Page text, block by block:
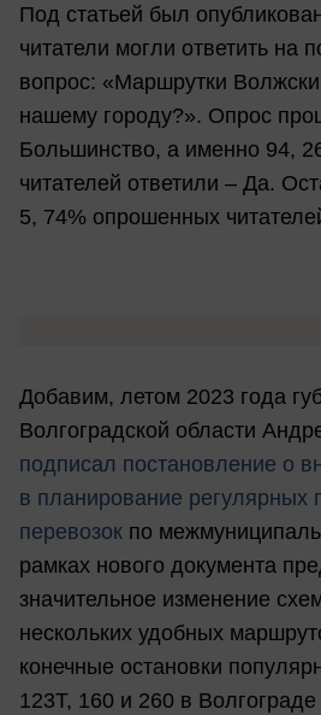
Под статьей был
читатели могли ответить на
вопрос: «Маршрутки
нашему городу?». Опрос
Большинство, а именно 94,
читателей ответили – Да.
5, 74% опрошенных
Добавим, летом 2023 года
Волгоградской области
подписал постановление о
в планирование регулярных
перевозок по
рамках нового документа
значительное изменение
нескольких удобных
конечные остановки
123Т, 160 и 260 в